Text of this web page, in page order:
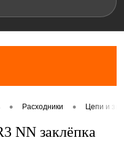
• Расходники • Цепи и
NN заклёпка